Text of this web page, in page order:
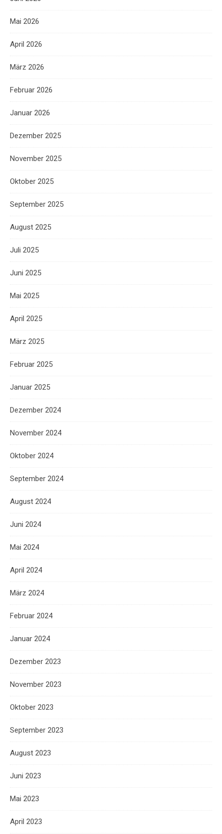
Mai 2026
April 2026
März 2026
Februar 2026
Januar 2026
Dezember 2025
November 2025
Oktober 2025
September 2025
August 2025
Juli 2025
Juni 2025
Mai 2025
April 2025
März 2025
Februar 2025
Januar 2025
Dezember 2024
November 2024
Oktober 2024
September 2024
August 2024
Juni 2024
Mai 2024
April 2024
März 2024
Februar 2024
Januar 2024
Dezember 2023
November 2023
Oktober 2023
September 2023
August 2023
Juni 2023
Mai 2023
April 2023